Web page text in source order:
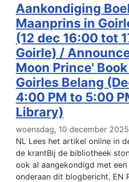
Aankondiging
Maanprins in
(12 dec 16:00 tot
Goirle) /
Moon Prince'
Goirles Belang
4:00 PM to 5:00
Library)
woensdag, 10 december 2025
NL Lees het artikel online in
de krantBij de bibliotheek
ook al aangekondigd met
onderaan dit blogbericht. EN